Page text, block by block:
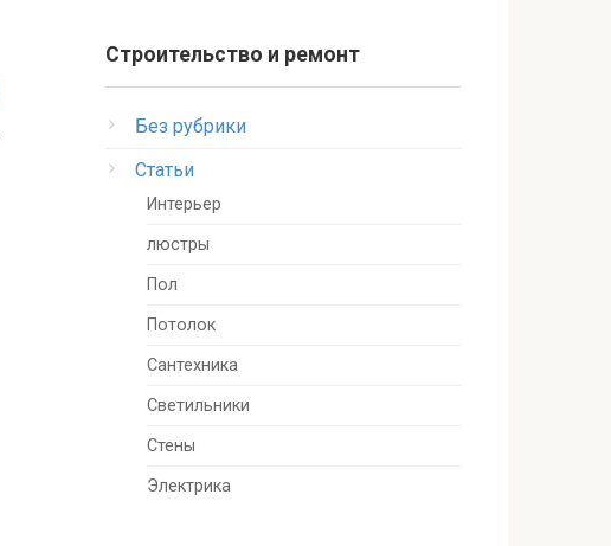
Строительство и ремонт
Без рубрики
Статьи
Интерьер
люстры
Пол
Потолок
Сантехника
Светильники
Стены
Электрика